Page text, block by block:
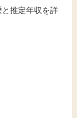
推定年収を詳